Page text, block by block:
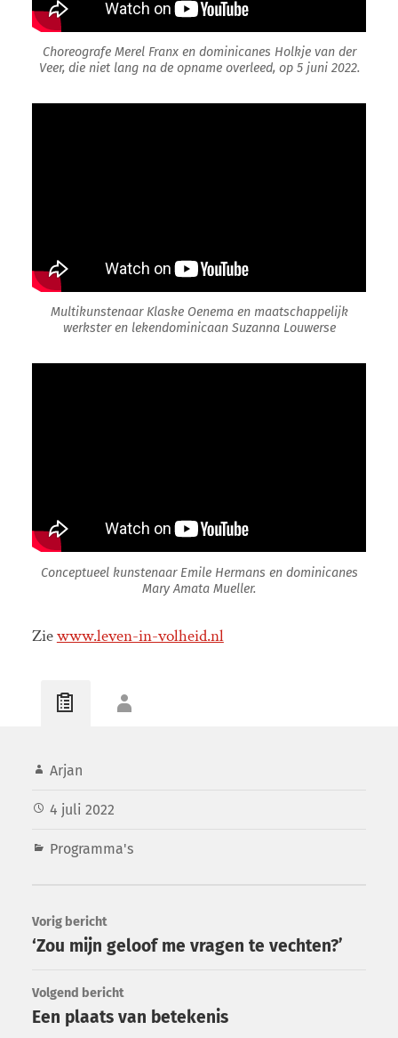
Choreografe Merel Franx en dominicanes Holkje van der
Veer, die niet lang na de opname overleed, op 5 juni 2022.
Multikunstenaar Klaske Oenema en maatschappelijk
werkster en lekendominicaan Suzanna Louwerse
Conceptueel kunstenaar Emile Hermans en dominicanes
Mary Amata Mueller.
Ziewww.leven-in-volheid.nl
Arjan
4 juli 2022
Programma's
Vorig bericht
‘Zou mijn geloof me vragen te vechten?’
Volgend bericht
Een plaats van betekenis